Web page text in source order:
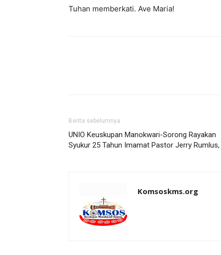
Tuhan memberkati. Ave Maria!
Berita sebelumnya
UNIO Keuskupan Manokwari-Sorong Rayakan
Syukur 25 Tahun Imamat Pastor Jerry Rumlus,
Komsoskms.org